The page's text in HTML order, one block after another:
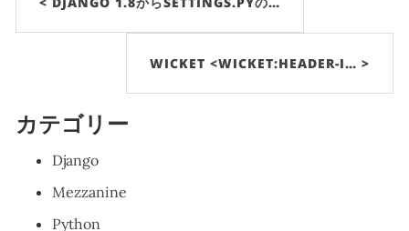
WICKET <WICKET:HEADER-I… >
カテゴリー
Django
Mezzanine
Python